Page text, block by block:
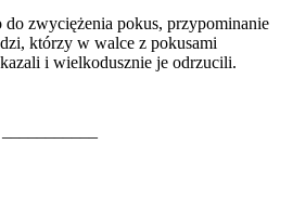
do zwyciężenia pokus, przypominanie
którzy w walce z pokusami
i wielkodusznie je odrzucili.
–––––––––––